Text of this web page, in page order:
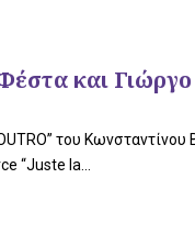
και
του
“Juste la...